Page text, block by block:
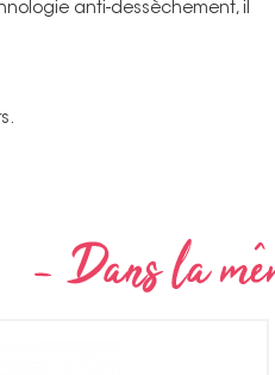
anti-dessèchement, il